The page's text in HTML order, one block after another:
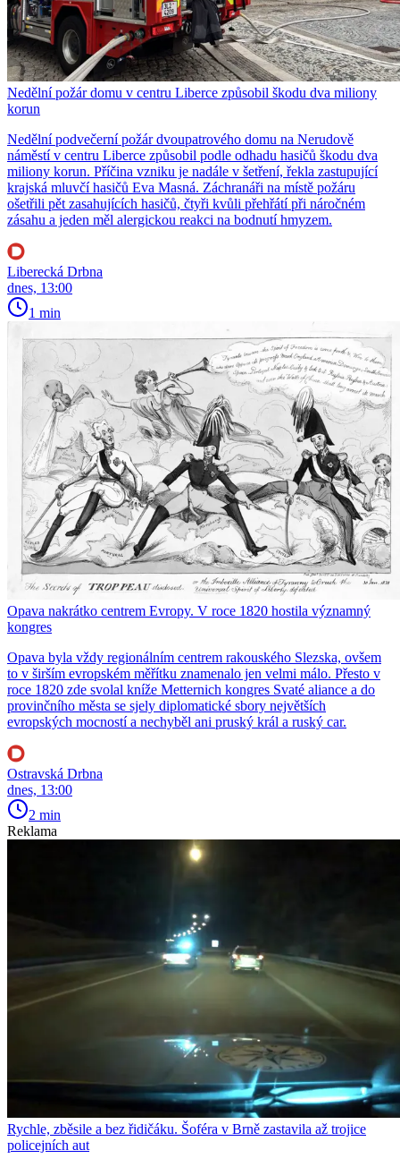
Nedělní požár domu v centru Liberce způsobil škodu dva miliony
korun
Nedělní podvečerní požár dvoupatrového domu na Nerudově
náměstí v centru Liberce způsobil podle odhadu hasičů škodu dva
miliony korun. Příčina vzniku je nadále v šetření, řekla zastupující
krajská mluvčí hasičů Eva Masná. Záchranáři na místě požáru
ošetřili pět zasahujících hasičů, čtyři kvůli přehřátí při náročném
zásahu a jeden měl alergickou reakci na bodnutí hmyzem.
Liberecká Drbna
dnes, 13:00
1 min
Opava nakrátko centrem Evropy. V roce 1820 hostila významný
kongres
Opava byla vždy regionálním centrem rakouského Slezska, ovšem
to v širším evropském měřítku znamenalo jen velmi málo. Přesto v
roce 1820 zde svolal kníže Metternich kongres Svaté aliance a do
provinčního města se sjely diplomatické sbory největších
evropských mocností a nechyběl ani pruský král a ruský car.
Ostravská Drbna
dnes, 13:00
2 min
Reklama
Rychle, zběsile a bez řidičáku. Šoféra v Brně zastavila až trojice
policejních aut